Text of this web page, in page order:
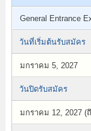
General Entrance
วันที่เริ่มต้นรับสมัคร
มกราคม 5, 2027
วันปิดรับสมัคร
มกราคม 12, 2027 (